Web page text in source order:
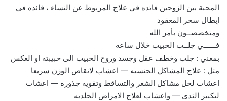
المحبة بين الزوجين فائده في علاج المربوط عن النساء ، فائده في
إبطال سحر المعقود
ومتخصصــون بأمر الله
فــــــي جلــب الحبيب خلال ساعه
بمعني : جلب وخطف عقل وجسد وروح الحبيب الى حبيبته او العكس
مثل : علاج المشاكل الجنسيه — اعشاب لانقاص الوزن سريعا
اعشاب لحل مشاكل الشعر والتساقط وتقويه جذوره — اعشاب
لتكبير الثدى — واعشاب لعلاج الامراض الجلديه